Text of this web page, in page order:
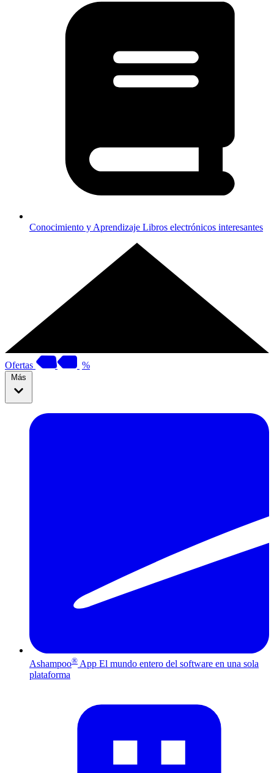
Conocimiento y Aprendizaje Libros electrónicos interesantes
Ofertas %
Más
Ashampoo® App El mundo entero del software en una sola
plataforma